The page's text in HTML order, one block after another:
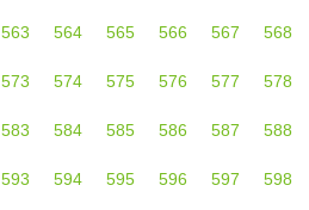
563 564 565 566 567 568
573 574 575 576 577 578
583 584 585 586 587 588
593 594 595 596 597 598